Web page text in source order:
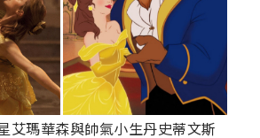
艾瑪華森與帥氣小生丹史蒂文斯